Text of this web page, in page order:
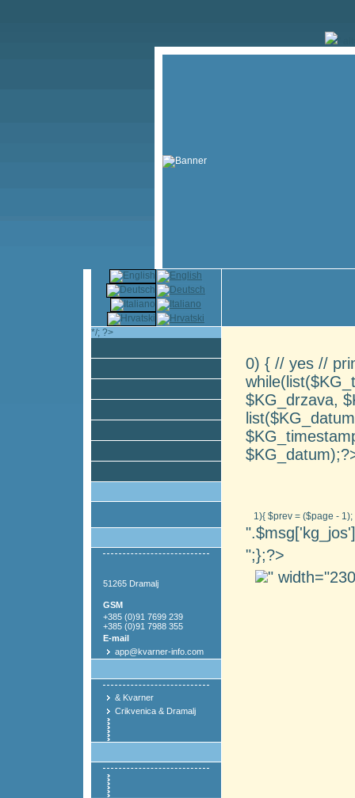
*/; ?>
51265 Dramalj
GSM
+385 (0)91 7699 239
+385 (0)91 7988 355
E-mail
app@kvarner-info.com
& Kvarner
Crikvenica & Dramalj
0) { // yes //
$KG_drzava,
1){ $prev = ($page - 1);
";};?>
"